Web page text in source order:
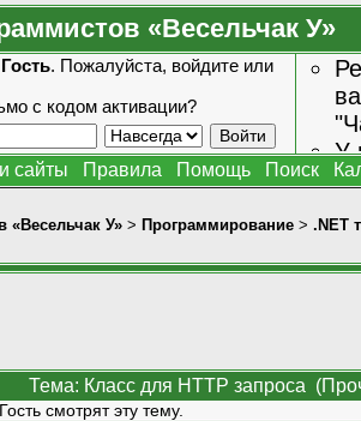
«Весельчак У»
Гость. Пожалуйста, войдите или
с кодом активации?
У
сайты Правила Помощь Поиск
«Весельчак У» > Программирование > .NET
Тема: Класс для HTTP запроса
смотрят эту тему.